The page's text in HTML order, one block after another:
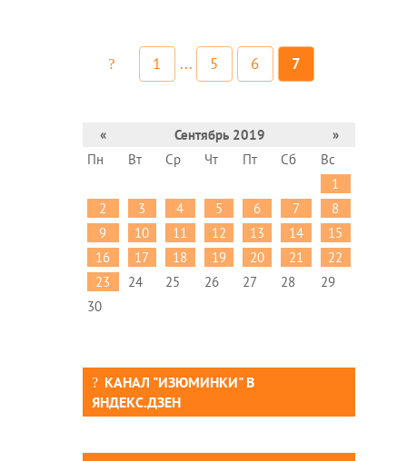
1 ... 5 6 7
« Сентябрь 2019
»
Пн
Вт Ср Чт Пт Сб
Вс
1
2
3 4 5 6 7
8
9
10 11 12 13 14
15
16
17 18 19 20 21
22
23
24 25 26 27 28
29
30
КАНАЛ "ИЗЮМИНКИ" В
ЯНДЕКС.ДЗЕН